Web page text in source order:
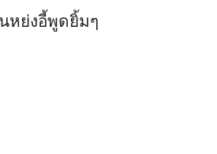
หย่งอี้พูดยิ้มๆ